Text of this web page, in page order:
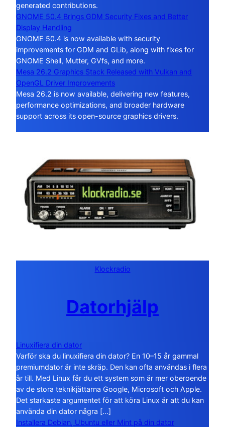
generated contributions.
GNOME 50.4 Brings GDM Security Fixes and Better
Display Handling
GNOME 50.4 is now available with security
improvements for GDM and GLib, along with fixes for
GNOME Shell, Mutter, GVfs, and more.
Mesa 26.2 Graphics Stack Released with Vulkan and
OpenGL Driver Improvements
Mesa 26.2 is now available, delivering new features,
performance optimizations, and broader hardware
support across its open-source graphics drivers.
Klockradio
Datorhjälp
Linuxifiera din dator
Varför ska du linuxifiera din dator? En 10–15 år gammal
premiumdator är inte skräp. Den kan ofta användas i flera
år till. Med Linux får du ett system som är mer oberoende
av de stora teknikjättarna Google, Microsoft och Apple.
Det starkaste argumentet för att köra Linux är att du kan
använda din dator några […]
Installera Debian, Ubuntu eller Mint på din dator